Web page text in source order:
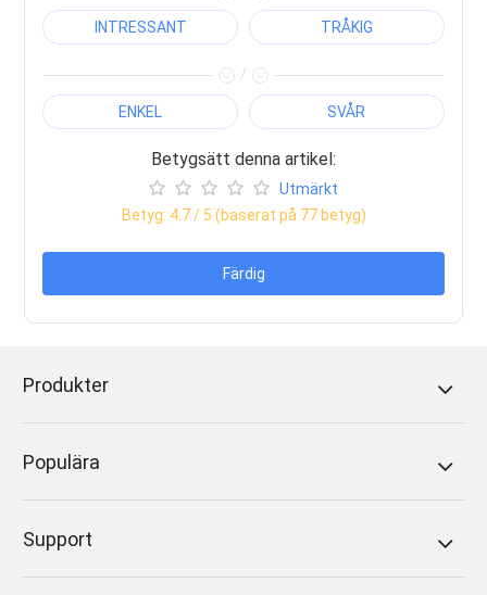
INTRESSANT TRÅKIG
/
ENKEL SVÅR
Betygsätt denna artikel:
Utmärkt
Betyg: 4.7/ 5 (baserat på 77betyg)
Färdig
Produkter
Populära
Support